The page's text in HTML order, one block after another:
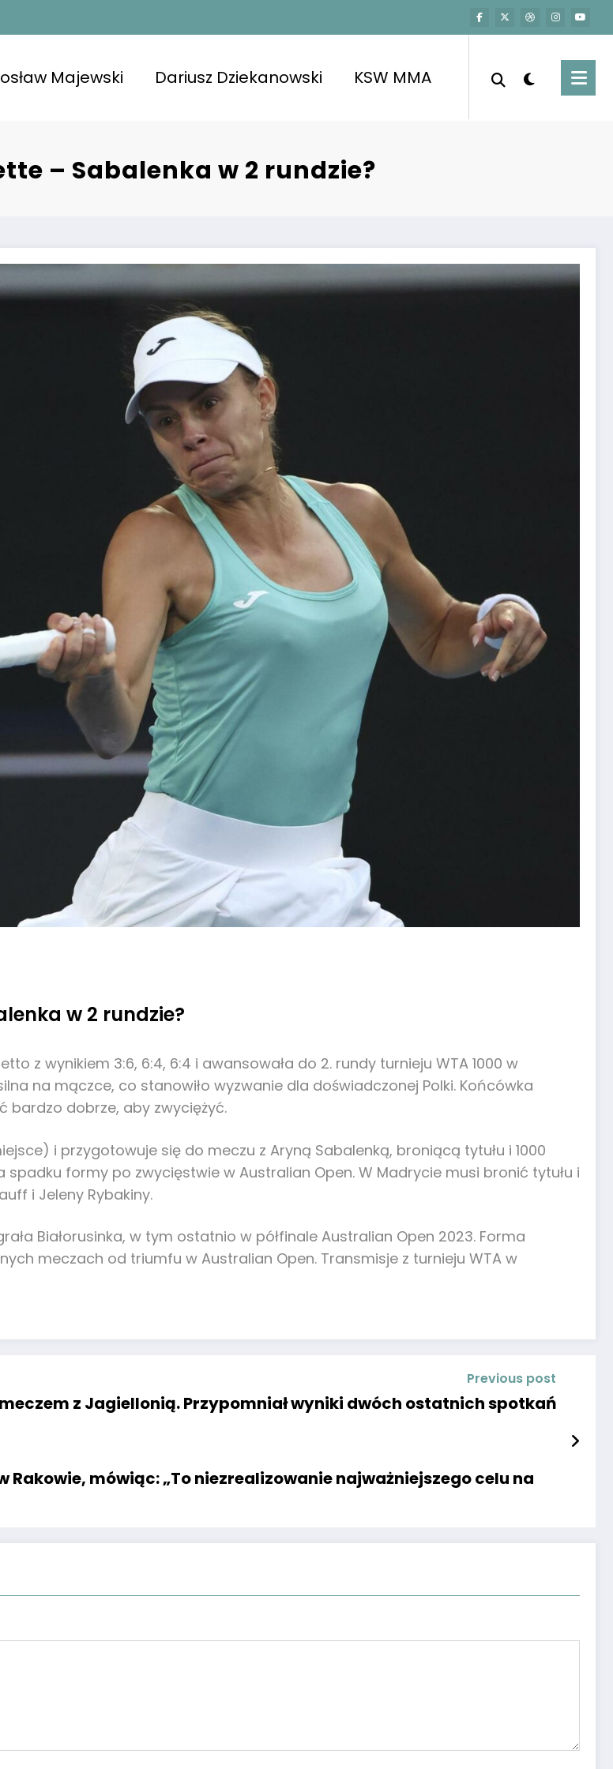
Majewski Dariusz Dziekanowski KSW MMA
– Sabalenka w 2 rundzie?
w 2 rundzie?
z wynikiem 3:6, 6:4, 6:4 i awansowała do 2. rundy turnieju WTA 1000 w
na mączce, co stanowiło wyzwanie dla doświadczonej Polki. Końcówka
bardzo dobrze, aby zwyciężyć.
i przygotowuje się do meczu z Aryną Sabalenką, broniącą tytułu i 1000
formy po zwycięstwie w Australian Open. W Madrycie musi bronić tytułu i
i Jeleny Rybakiny.
Białorusinka, w tym ostatnio w półfinale Australian Open 2023. Forma
meczach od triumfu w Australian Open. Transmisje z turnieju WTA w
Previous post
z Jagiellonią. Przypomniał wyniki dwóch ostatnich spotkań
mówiąc: „To niezrealizowanie najważniejszego celu na